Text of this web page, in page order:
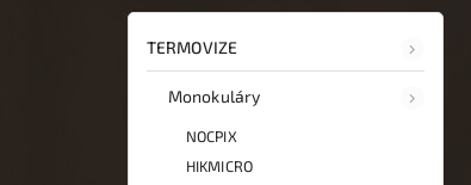
TERMOVIZE
Monokuláry
NOCPIX
HIKMICRO